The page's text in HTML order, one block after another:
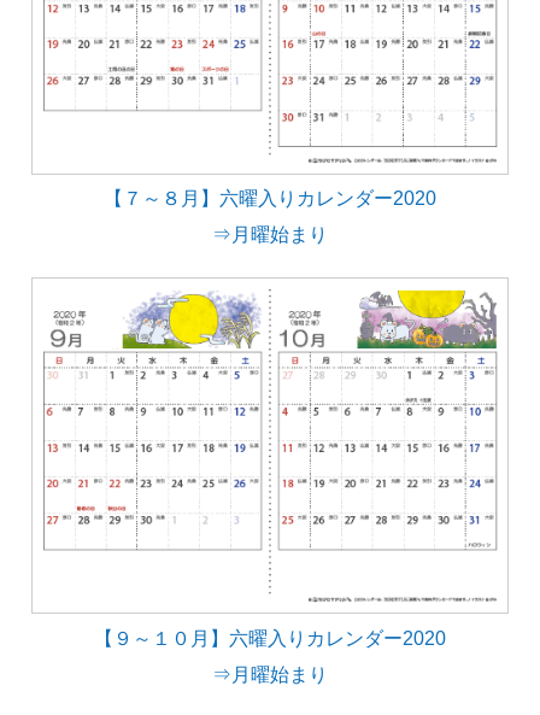
【７～８月】六曜入りカレンダー2020
⇒月曜始まり
【９～１０月】六曜入りカレンダー2020
⇒月曜始まり